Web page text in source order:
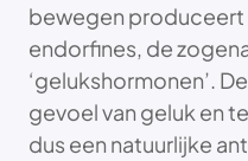
bewegen produceert
endorfines, de
‘gelukshormonen’.
gevoel van geluk en
dus een natuurlijke